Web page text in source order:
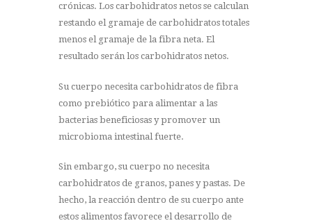
crónicas. Los carbohidratos netos se calculan
restando el gramaje de carbohidratos totales
menos el gramaje de la fibra neta. El
resultado serán los carbohidratos netos.
Su cuerpo necesita carbohidratos de fibra
como prebiótico para alimentar a las
bacterias beneficiosas y promover un
microbioma intestinal fuerte.
Sin embargo, su cuerpo no necesita
carbohidratos de granos, panes y pastas. De
hecho, la reacción dentro de su cuerpo ante
estos alimentos favorece el desarrollo de